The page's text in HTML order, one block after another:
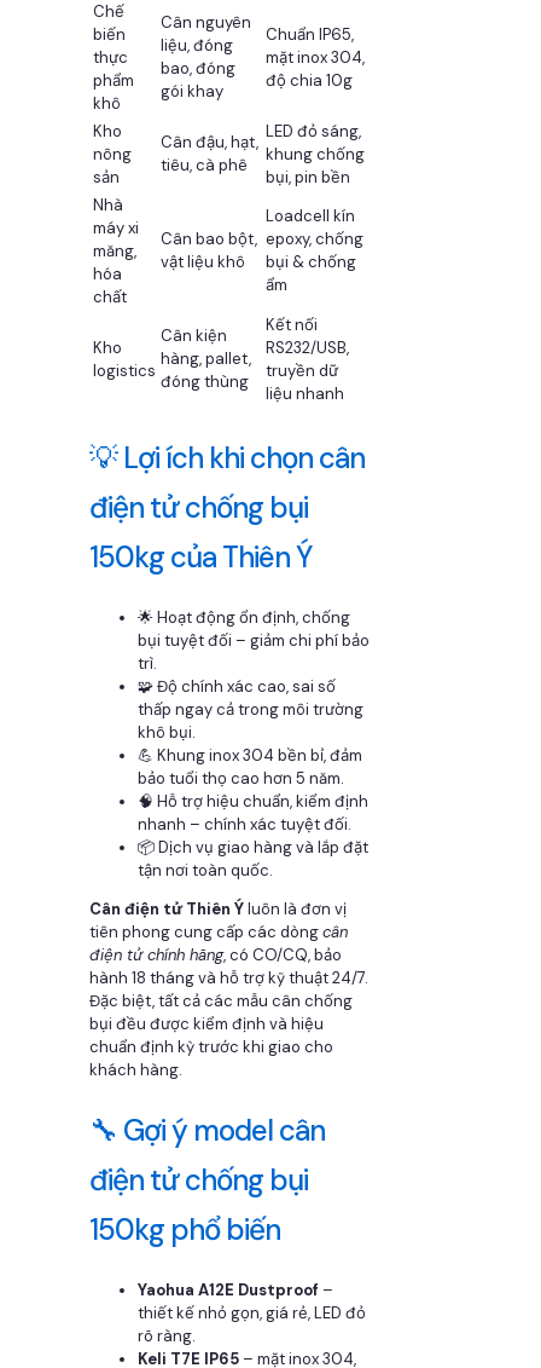
Chế
biến
thực
phẩm
khô
Cân nguyên
liệu, đóng
bao, đóng
gói khay
Chuẩn IP65,
mặt inox 304,
độ chia 10g
Kho
nông
sản
Cân đậu, hạt,
tiêu, cà phê
LED đỏ sáng,
khung chống
bụi, pin bền
Nhà
máy xi
măng,
hóa
chất
Cân bao bột,
vật liệu khô
Loadcell kín
epoxy, chống
bụi & chống
ẩm
Kho
logistics
Cân kiện
hàng, pallet,
đóng thùng
Kết nối
RS232/USB,
truyền dữ
liệu nhanh
💡 Lợi ích khi chọn cân
điện tử chống bụi
150kg của Thiên Ý
🌟 Hoạt động ổn định, chống
bụi tuyệt đối – giảm chi phí bảo
trì.
🧩 Độ chính xác cao, sai số
thấp ngay cả trong môi trường
khô bụi.
💪 Khung inox 304 bền bỉ, đảm
bảo tuổi thọ cao hơn 5 năm.
🧠 Hỗ trợ hiệu chuẩn, kiểm định
nhanh – chính xác tuyệt đối.
📦 Dịch vụ giao hàng và lắp đặt
tận nơi toàn quốc.
Cân điện tử Thiên Ýluôn là đơn vị
tiên phong cung cấp các dòngcân
điện tử chính hãng, có CO/CQ, bảo
hành 18 tháng và hỗ trợ kỹ thuật 24/7.
Đặc biệt, tất cả các mẫu cân chống
bụi đều được kiểm định và hiệu
chuẩn định kỳ trước khi giao cho
khách hàng.
🔧 Gợi ý model cân
điện tử chống bụi
150kg phổ biến
Yaohua A12E Dustproof –
thiết kế nhỏ gọn, giá rẻ, LED đỏ
rõ ràng.
Keli T7E IP65 – mặt inox 304,